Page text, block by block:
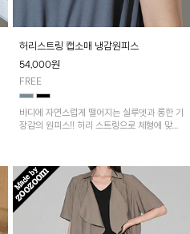
허리스트링 캡소매 냉감원피스
54,000원
FREE
바디에 자연스럽게 떨어지는 실루엣과 롱한 기
장감의 원피스!! 허리 스트링으로 체형에 맞게